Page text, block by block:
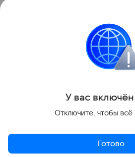
архитектуры до еды, которую
магазине или на прогулке.
У вас включён
Отключите, чтобы всё
Готово